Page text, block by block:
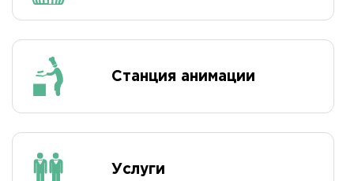
Станция анимации
Услуги